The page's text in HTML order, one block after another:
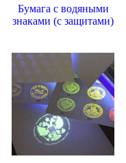
Бумага с водяными
знаками (с защитами)